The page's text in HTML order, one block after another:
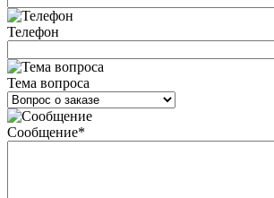
Телефон
Тема вопроса
Сообщение*